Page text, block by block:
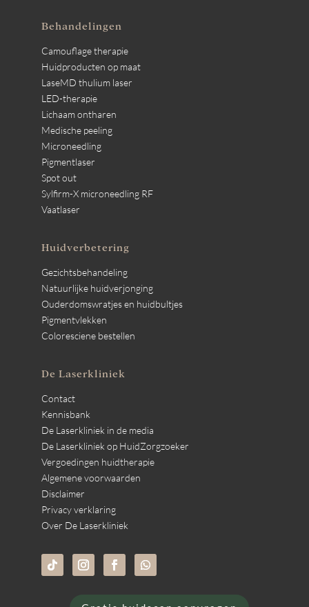
Behandelingen
Camouflage therapie
Huidproducten op maat
LaseMD thulium laser
LED-therapie
Lichaam ontharen
Medische peeling
Microneedling
Pigmentlaser
Spot out
Sylfirm-X microneedling RF
Vaatlaser
Huidverbetering
Gezichtsbehandeling
Natuurlijke huidverjonging
Ouderdomswratjes en huidbultjes
Pigmentvlekken
Coloresciene bestellen
De Laserkliniek
Contact
Kennisbank
De Laserkliniek in de media
De Laserkliniek op HuidZorgzoeker
Vergoedingen huidtherapie
Algemene voorwaarden
Disclaimer
Privacy verklaring
Over De Laserkliniek